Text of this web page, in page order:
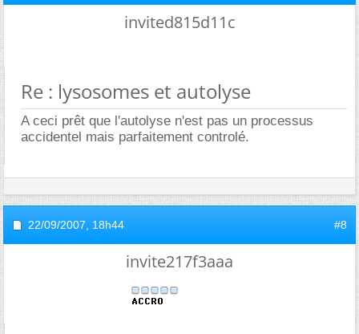
invited815d11c
Re : lysosomes et autolyse
A ceci prêt que l'autolyse n'est pas un processus
accidentel mais parfaitement controlé.
22/09/2007, 18h44 #8
invite217f3aaa